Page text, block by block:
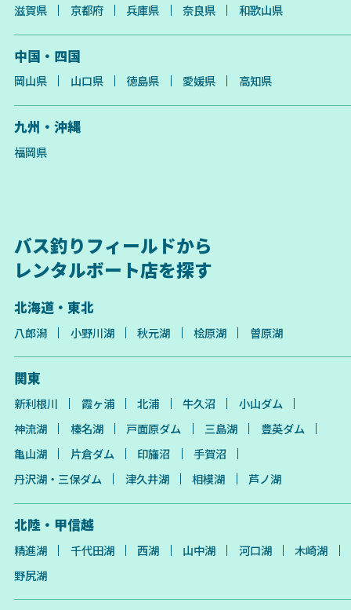
滋賀県 京都府 兵庫県 奈良県 和歌山県
中国・四国
岡山県 山口県 徳島県 愛媛県 高知県
九州・沖縄
福岡県
バス釣りフィールドから
レンタルボート店を探す
北海道・東北
八郎潟 小野川湖 秋元湖 桧原湖 曽原湖
関東
新利根川 霞ヶ浦 北浦 牛久沼
小山ダム
神流湖
榛名湖 戸面原ダム 三島湖
豊英ダム
亀山湖
片倉ダム 印旛沼
手賀沼
丹沢湖・三保ダム
津久井湖 相模湖 芦ノ湖
北陸・甲信越
精進湖 千代田湖 西湖 山中湖 河口湖
木崎湖
野尻湖